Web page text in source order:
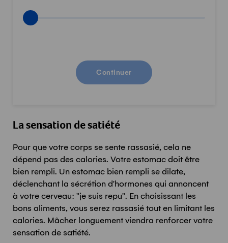
Continuer
La sensation de satiété
Pour que votre corps se sente rassasié, cela ne
dépend pas des calories. Votre estomac doit être
bien rempli. Un estomac bien rempli se dilate,
déclenchant la sécrétion d'hormones qui annoncent
à votre cerveau: "je suis repu". En choisissant les
bons aliments, vous serez rassasié tout en limitant les
calories. Mâcher longuement viendra renforcer votre
sensation de satiété.